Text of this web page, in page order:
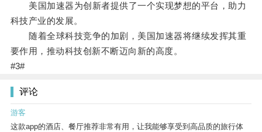
美国加速器为创新者提供了一个实现梦想的平台，助力
科技产业的发展。
随着全球科技竞争的加剧，美国加速器将继续发挥其重
要作用，推动科技创新不断迈向新的高度。
#3#
评论
游客
这款app的酒店、餐厅推荐非常有用，让我能够享受到高品质的旅行体